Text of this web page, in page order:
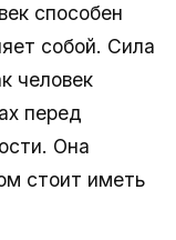
способен
собой. Сила
человек
перед
Она
стоит иметь